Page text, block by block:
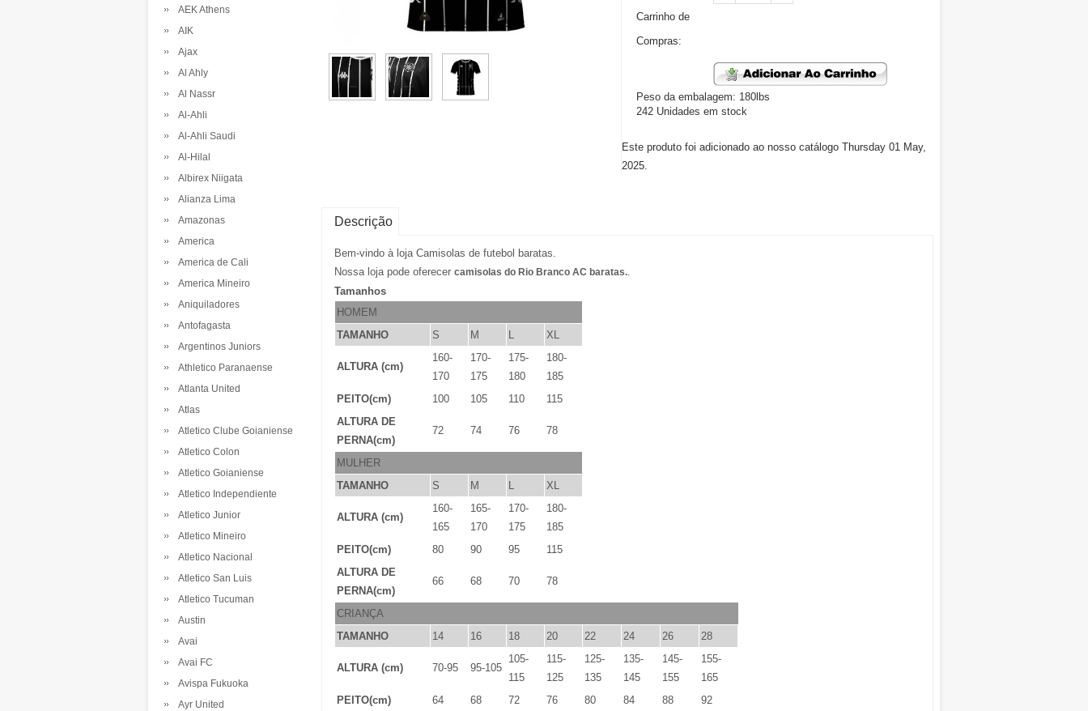
AEK Athens
AIK
Ajax
Al Ahly
Al Nassr
Al-Ahli
Al-Ahli Saudi
Al-Hilal
Albirex Niigata
Alianza Lima
Amazonas
America
America de Cali
America Mineiro
Aniquiladores
Antofagasta
Argentinos Juniors
Athletico Paranaense
Atlanta United
Atlas
Atletico Clube Goianiense
Atletico Colon
Atletico Goianiense
Atletico Independiente
Atletico Junior
Atletico Mineiro
Atletico Nacional
Atletico San Luis
Atletico Tucuman
Austin
Avai
Avai FC
Avispa Fukuoka
Ayr United
Carrinho de
Compras:
Peso da embalagem: 180lbs
242 Unidades em stock
Este produto foi adicionado ao nosso catálogo Thursday 01 May,
2025.
Descrição
Bem-vindo à loja Camisolas de futebol baratas.
Nossa loja pode oferecer camisolas do Rio Branco AC baratas..
Tamanhos
HOMEM
TAMANHO
S M L XL
ALTURA (cm)
160-
170
170-
175
175-
180
180-
185
PEITO(cm)
100 105 110
115
ALTURA DE
PERNA(cm)
72 74 76 78
MULHER
TAMANHO
S M L XL
ALTURA (cm)
160-
165
165-
170
170-
175
180-
185
PEITO(cm)
80 90 95
115
ALTURA DE
PERNA(cm)
66 68 70 78
CRIANÇA
TAMANHO
14 16 18 20 22 24 26 28
ALTURA (cm) 70-95 95-105
105-
115
115-
125
125-
135
135-
145
145-
155
155-
165
PEITO(cm)
64 68 72 76 80 84 88
92